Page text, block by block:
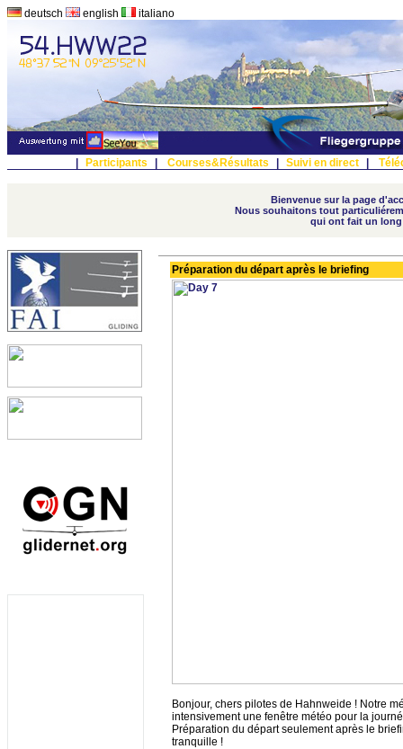
deutsch english italiano
Participants Courses&Résultats Suivi en direct
Bienvenue sur la page
Nous souhaitons tout
qui ont fait un
Préparation du départ après le briefing
Bonjour, chers pilotes de Hahnweide ! Notre
intensivement une fenêtre météo pour la
Préparation du départ seulement après le
tranquille !